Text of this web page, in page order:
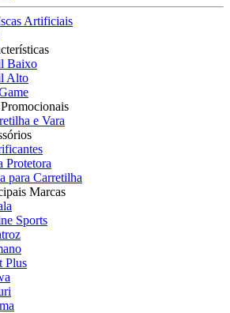
Artificiais
Baixo
Alto
e Vara
Protetora
para Carretilha
Marcas
Sports
Plus